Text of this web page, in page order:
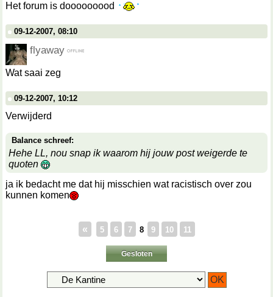
Het forum is dooooooood
09-12-2007, 08:10
flyaway
Wat saai zeg
09-12-2007, 10:12
Verwijderd
Balance schreef:
Hehe LL, nou snap ik waarom hij jouw post weigerde te
quoten
ja ik bedacht me dat hij misschien wat racistisch over zou
kunnen komen
« 5 6 7 8 9 10 11
Gesloten